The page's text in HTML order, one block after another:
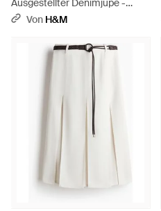
Ausgestellter Denimjupe -
Braun
Von H&M